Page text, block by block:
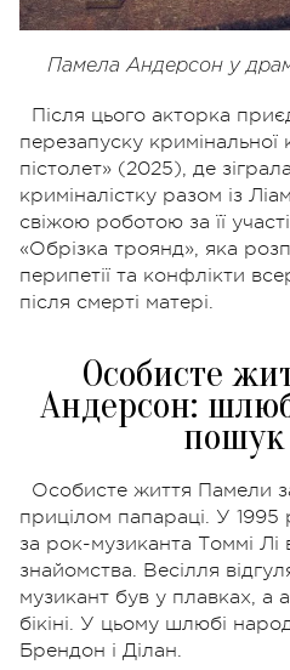
Памела Андерсон у
Після цього акторка
перезапуску кримінальної
пістолет» (2025), де
криміналістку разом із
свіжою роботою за її
«Обрізка троянд», яка
перипетії та конфлікти
після смерті матері.
Особисте
Андерсон:
пошук
Особисте життя Памели
прицілом папараці. У
за рок-музиканта Томмі Лі
знайомства. Весілля
музикант був у плавках, а
бікіні. У цьому шлюбі
Брендон і Ділан.